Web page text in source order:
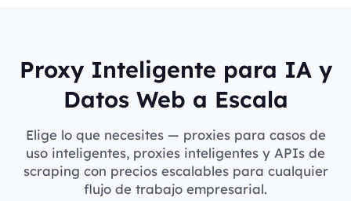
Proxy Inteligente para IA y
Datos Web a Escala
Elige lo que necesites — proxies para casos de
uso inteligentes, proxies inteligentes y APIs de
scraping con precios escalables para cualquier
flujo de trabajo empresarial.